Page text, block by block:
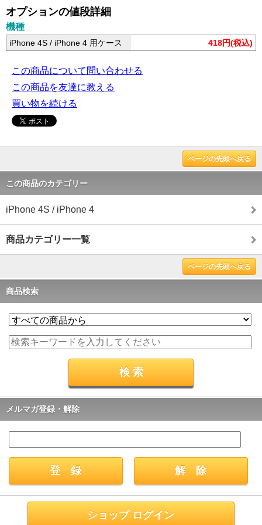
オプションの値段詳細
機種
iPhone 4S / iPhone 4 用ケース 418円(税込)
この商品について問い合わせる
この商品を友達に教える
買い物を続ける
ページの先頭へ戻る
この商品のカテゴリー
iPhone 4S / iPhone 4
商品カテゴリー一覧
ページの先頭へ戻る
商品検索
メルマガ登録・解除
ショップ ログイン